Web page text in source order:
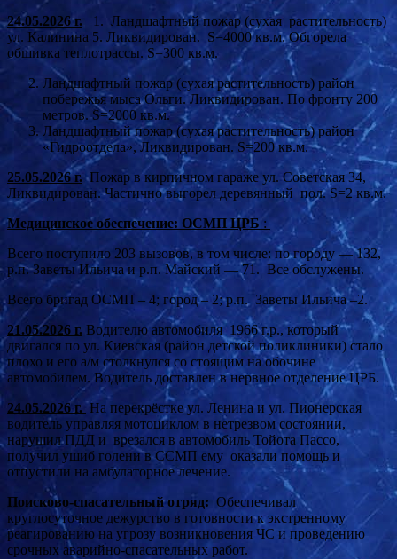
24.05.2026 г. 1. Ландшафтный пожар (сухая растительность)
ул. Калинина 5. Ликвидирован. S=4000 кв.м. Обгорела
обшивка теплотрассы. S=300 кв.м.
Ландшафтный пожар (сухая растительность) район
побережья мыса Ольги. Ликвидирован. По фронту 200
метров. S=2000 кв.м.
Ландшафтный пожар (сухая растительность) район
«Гидроотдела», Ликвидирован. S=200 кв.м.
25.05.2026 г. Пожар в кирпичном гараже ул. Советская 34,
Ликвидирован. Частично выгорел деревянный пол. S=2 кв.м.
Медицинское обеспечение: ОСМП ЦРБ :
Всего поступило 203 вызовов, в том числе: по городу — 132,
р.п. Заветы Ильича и р.п. Майский — 71. Все обслужены.
Всего бригад ОСМП – 4; город – 2; р.п. Заветы Ильича –2.
21.05.2026 г. Водителю автомобиля 1966 г.р., который
двигался по ул. Киевская (район детской поликлиники) стало
плохо и его а/м столкнулся со стоящим на обочине
автомобилем. Водитель доставлен в нервное отделение ЦРБ.
24.05.2026 г. На перекрёстке ул. Ленина и ул. Пионерская
водитель управляя мотоциклом в нетрезвом состоянии,
нарушил ПДД и врезался в автомобиль Тойота Пассо,
получил ушиб голени в ССМП ему оказали помощь и
отпустили на амбулаторное лечение.
Поисково-спасательный отряд: Обеспечивал
круглосуточное дежурство в готовности к экстренному
реагированию на угрозу возникновения ЧС и проведению
срочных аварийно-спасательных работ.